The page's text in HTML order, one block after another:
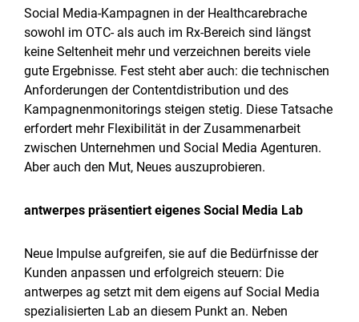
Social Media-Kampagnen in der Healthcarebrache
sowohl im OTC- als auch im Rx-Bereich sind längst
keine Seltenheit mehr und verzeichnen bereits viele
gute Ergebnisse. Fest steht aber auch: die technischen
Anforderungen der Contentdistribution und des
Kampagnenmonitorings steigen stetig. Diese Tatsache
erfordert mehr Flexibilität in der Zusammenarbeit
zwischen Unternehmen und Social Media Agenturen.
Aber auch den Mut, Neues auszuprobieren.
antwerpes präsentiert eigenes Social Media Lab
Neue Impulse aufgreifen, sie auf die Bedürfnisse der
Kunden anpassen und erfolgreich steuern: Die
antwerpes ag setzt mit dem eigens auf Social Media
spezialisierten Lab an diesem Punkt an. Neben